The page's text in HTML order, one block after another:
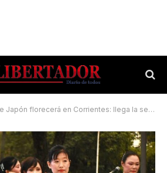
florecerá en Corrientes: llega la sexta edición del Hanami Fest